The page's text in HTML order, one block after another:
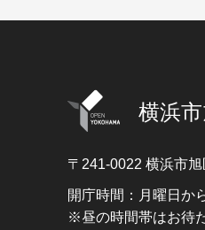
横浜
〒241-0022 横浜市
開庁時間：月曜日か
※昼の時間帯はお待